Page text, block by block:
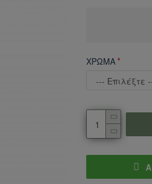
ΧΡΩΜΑ